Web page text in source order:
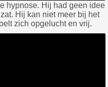
hypnose. Hij had geen idee
Hij kan niet meer bij het
zich opgelucht en vrij.